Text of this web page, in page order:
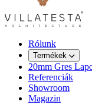
Rólunk
Termékek
20mm Gres
Referenciák
Showroom
Magazin